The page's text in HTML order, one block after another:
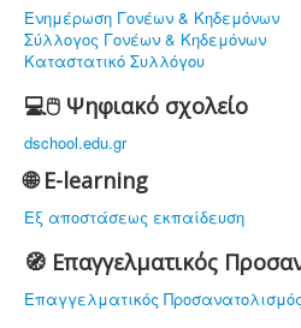
Ενημέρωση Γονέων & Κηδεμόνων
Σύλλογος Γονέων & Κηδεμόνων
Καταστατικό Συλλόγου
💻🖱️ Ψηφιακό σχολείο
dschool.edu.gr
🌐 E-learning
Εξ αποστάσεως εκπαίδευση
🧭 Επαγγελματικός
Επαγγελματικός Προσανατολισμός